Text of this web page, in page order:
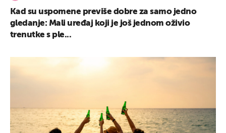
Kad su uspomene previše dobre za samo jedno
gledanje: Mali uređaj koji je još jednom oživio
trenutke s ple...